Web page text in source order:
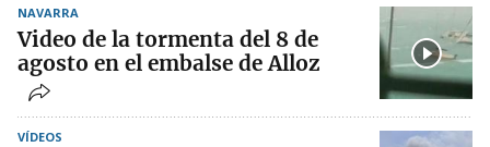
NAVARRA
Video de la tormenta del 8 de
agosto en el embalse de Alloz
VÍDEOS